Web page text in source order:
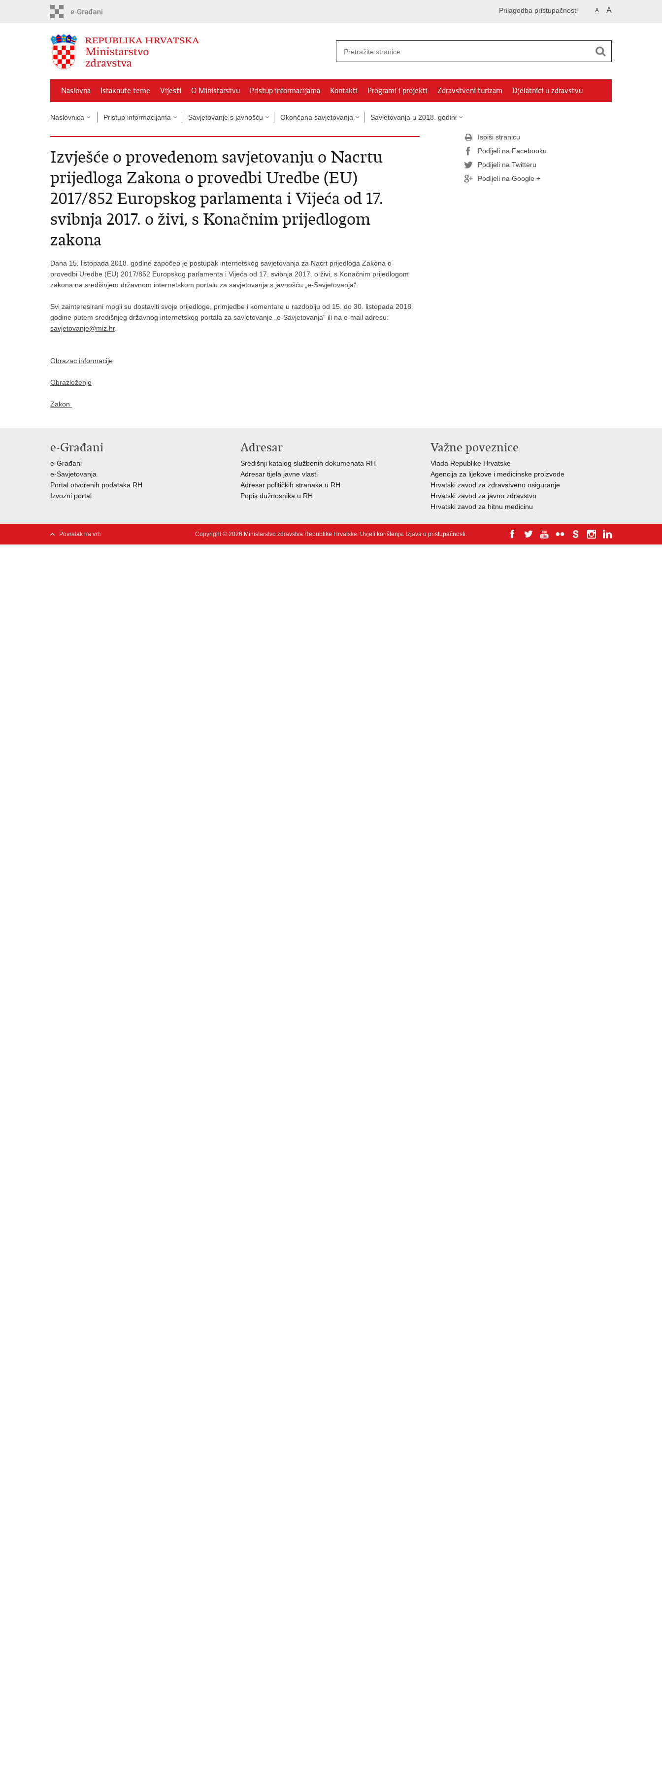
A A
Prilagodba pristupačnosti
Naslovna Istaknute teme Vijesti O Ministarstvu Pristup informacijama Kontakti Programi i projekti Zdravstveni turizam Djelatnici u zdravstvu
Naslovnica Pristup informacijama Savjetovanje s javnošću Okončana savjetovanja Savjetovanja u 2018. godini
Izvješće o provedenom savjetovanju o Nacrtu
prijedloga Zakona o provedbi Uredbe (EU)
2017/852 Europskog parlamenta i Vijeća od 17.
svibnja 2017. o živi, s Konačnim prijedlogom
zakona
Dana 15. listopada 2018. godine započeo je postupak internetskog savjetovanja za Nacrt prijedloga Zakona o
provedbi Uredbe (EU) 2017/852 Europskog parlamenta i Vijeća od 17. svibnja 2017. o živi, s Konačnim prijedlogom
zakona na središnjem državnom internetskom portalu za savjetovanja s javnošću „e-Savjetovanja“.
Svi zainteresirani mogli su dostaviti svoje prijedloge, primjedbe i komentare u razdoblju od 15. do 30. listopada 2018.
godine putem središnjeg državnog internetskog portala za savjetovanje „e-Savjetovanja" ili na e-mail adresu:
savjetovanje@miz.hr.
Obrazac informacije
Obrazloženje
Zakon
Ispiši stranicu
Podijeli na Facebooku
Podijeli na Twitteru
Podijeli na Google +
e-Građani
e-Građani
e-Savjetovanja
Portal otvorenih podataka RH
Izvozni portal
Adresar
Središnji katalog službenih dokumenata RH
Adresar tijela javne vlasti
Adresar političkih stranaka u RH
Popis dužnosnika u RH
Važne poveznice
Vlada Republike Hrvatske
Agencija za lijekove i medicinske proizvode
Hrvatski zavod za zdravstveno osiguranje
Hrvatski zavod za javno zdravstvo
Hrvatski zavod za hitnu medicinu
Povratak na vrh Copyright © 2026 Ministarstvo zdravstva Republike Hrvatske. Uvjeti korištenja. Izjava o pristupačnosti.